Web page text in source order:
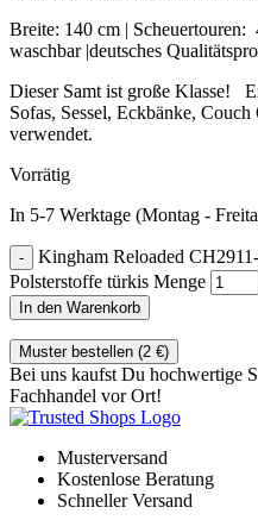
Breite: 140 cm |
waschbar |deutsches
Dieser Samt ist große Klasse!
Sofas, Sessel, Eckbänke,
verwendet.
Vorrätig
In 5-7 Werktage (Montag -
Kingham Reloaded
Polsterstoffe türkis Menge
In den Warenkorb
Muster bestellen (2 €)
Bei uns kaufst Du hochwertige
Fachhandel vor Ort!
Musterversand
Kostenlose Beratung
Schneller Versand